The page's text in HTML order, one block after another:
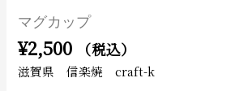
マグカップ
¥2,500 （税込）
滋賀県 信楽焼 craft-k